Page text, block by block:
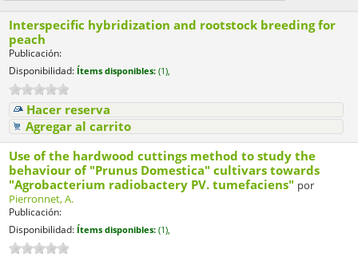
Interspecific hybridization and rootstock breeding for
peach
Publicación:
Disponibilidad: Ítems disponibles: (1),
Hacer reserva
Agregar al carrito
Use of the hardwood cuttings method to study the
behaviour of "Prunus Domestica" cultivars towards
"Agrobacterium radiobactery PV. tumefaciens" por
Pierronnet, A.
Publicación:
Disponibilidad: Ítems disponibles: (1),